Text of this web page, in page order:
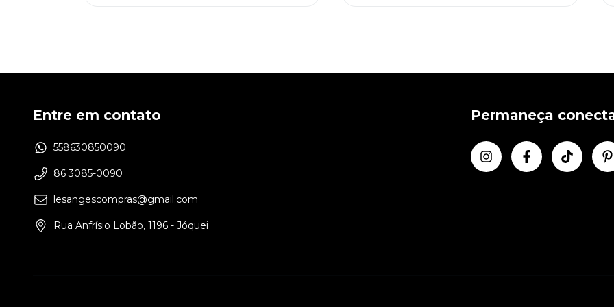
Entre em contato
558630850090
86 3085-0090
lesangescompras@gmail.com
Rua Anfrísio Lobão, 1196 - Jóquei
Permaneça